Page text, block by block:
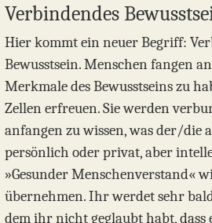
Verbindendes
Hier kommt ein neuer Begriff:
Bewusstsein. Menschen fangen
Merkmale des Bewusstseins zu
Zellen erfreuen. Sie werden
anfangen zu wissen, was der/die
persönlich oder privat, aber
»Gesunder Menschenverstand«
übernehmen. Ihr werdet sehr
dem ihr nicht geglaubt habt, dass